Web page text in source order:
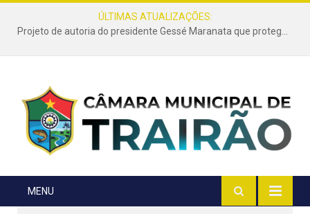
ÚLTIMAS ATUALIZAÇÕES:
Projeto de autoria do presidente Gessé Maranata que protege as estradas vicinais de Trairão é transformado em lei
MENU